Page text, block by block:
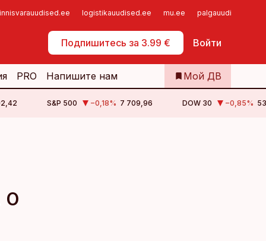
logistikauudised.ee mu.ee palgauudised.ee
Подпишитесь за 3.99 € Войти
Самообслуживание
PRO Напишите нам Мой ДВ
S&P 500 −0,18% 7 709,96 DOW 30 −0,85%